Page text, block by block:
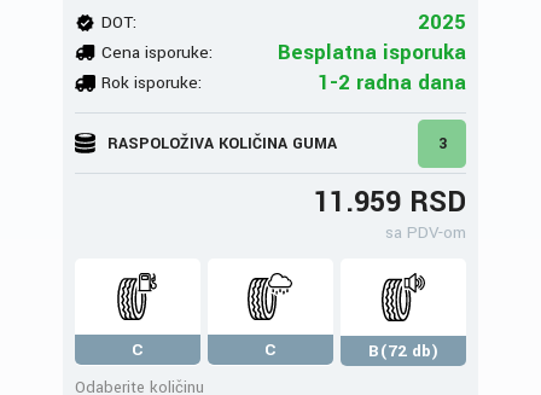
DOT: 2025
Cena isporuke: Besplatna isporuka
Rok isporuke: 1-2 radna dana
RASPOLOŽIVA KOLIČINA GUMA 3
11.959 RSD
sa PDV-om
C C
B(72 db)
Odaberite količinu